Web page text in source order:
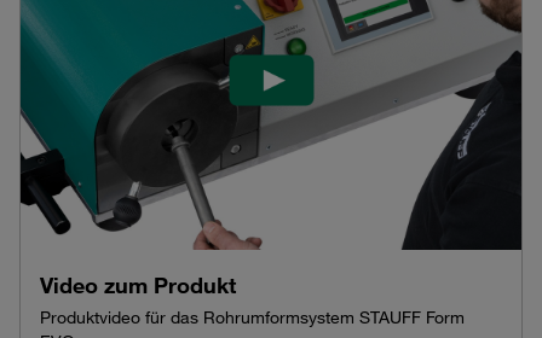
Video zum Produkt
Produktvideo für das Rohrumformsystem STAUFF Form